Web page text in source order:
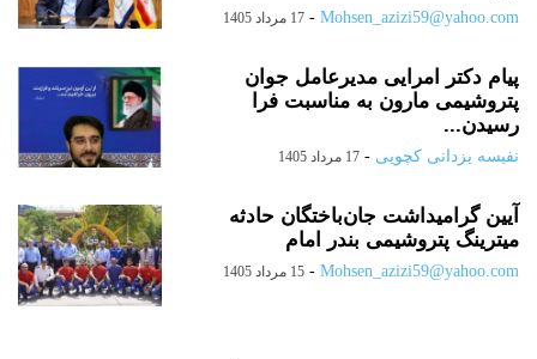
Mohsen_azizi59@yahoo.com
- 17 مرداد 1405
پیام دکتر امرایی مدیرعامل جوان
پتروشیمی مارون به مناسبت فرا
رسیدن...
نفیسه یزدانی کچویی - 17 مرداد 1405
آیین گرامیداشت جان‌باختگان حادثه
میترینگ پتروشیمی بندر امام
Mohsen_azizi59@yahoo.com
- 15 مرداد 1405